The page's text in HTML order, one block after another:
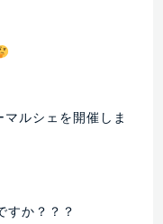
ルシェを開催しま
すか？？？